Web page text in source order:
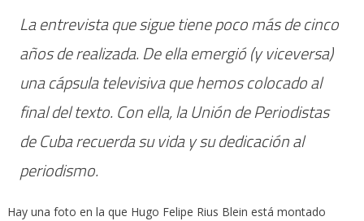
La entrevista que sigue tiene poco más de cinco
años de realizada. De ella emergió (y viceversa)
una cápsula televisiva que hemos colocado al
final del texto. Con ella, la Unión de Periodistas
de Cuba recuerda su vida y su dedicación al
periodismo.
Hay una foto en la que Hugo Felipe Rius Blein está montado